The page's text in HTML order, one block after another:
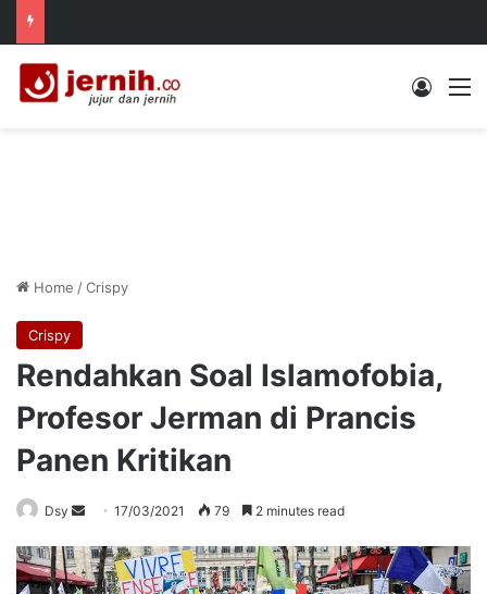
Log In
Home /Crispy
Crispy
Rendahkan Soal Islamofobia,
Profesor Jerman di Prancis
Panen Kritikan
Dsy
Send
email
17/03/2021 79 2 minutes read